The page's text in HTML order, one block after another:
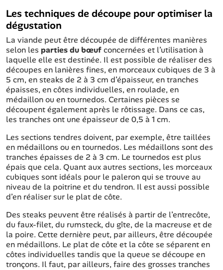
Les techniques de découpe pour optimiser la
dégustation
La viande peut être découpée de différentes manières
selon les parties du bœufconcernées et l’utilisation à
laquelle elle est destinée. Il est possible de réaliser des
découpes en lanières fines, en morceaux cubiques de 3 à
5 cm, en steaks de 2 à 3 cm d’épaisseur, en tranches
épaisses, en côtes individuelles, en roulade, en
médaillon ou en tournedos. Certaines pièces se
découpent également après le rôtissage. Dans ce cas,
les tranches ont une épaisseur de 0,5 à 1 cm.
Les sections tendres doivent, par exemple, être taillées
en médaillons ou en tournedos. Les médaillons sont des
tranches épaisses de 2 à 3 cm. Le tournedos est plus
épais que cela. Quant aux autres sections, les morceaux
cubiques sont idéals pour le paleron qui se trouve au
niveau de la poitrine et du tendron. Il est aussi possible
d’en réaliser sur le plat de côte.
Des steaks peuvent être réalisés à partir de l’entrecôte,
du faux-filet, du rumsteck, du gîte, de la macreuse et de
la poire. Cette dernière peut, par ailleurs, être découpée
en médaillons. Le plat de côte et la côte se séparent en
côtes individuelles tandis que la queue se découpe en
tronçons. Il faut, par ailleurs, faire des grosses tranches